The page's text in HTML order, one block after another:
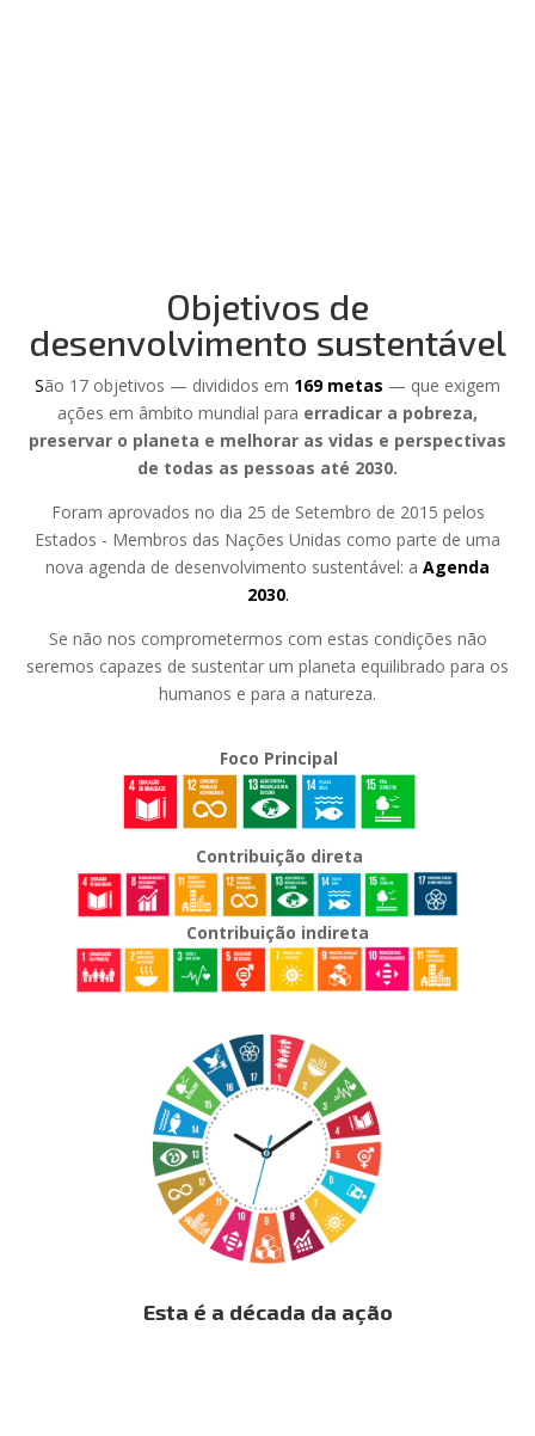
Objetivos de
desenvolvimento sustentável
São 17 objetivos — divididos em 169 metas — que exigem
ações em âmbito mundial para erradicar a pobreza,
preservar o planeta e melhorar as vidas e perspectivas
de todas as pessoas até 2030.
Foram aprovados no dia 25 de Setembro de 2015 pelos
Estados - Membros das Nações Unidas como parte de uma
nova agenda de desenvolvimento sustentável: a Agenda
2030.
Se não nos comprometermos com estas condições não
seremos capazes de sustentar um planeta equilibrado para os
humanos e para a natureza.
Foco Principal
Contribuição direta
Contribuição indireta
Esta é a década da ação